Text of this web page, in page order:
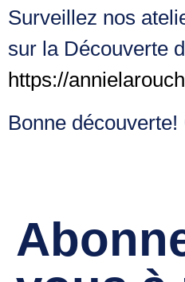
Surveillez nos
sur la Découverte
https://
Bonne découverte!